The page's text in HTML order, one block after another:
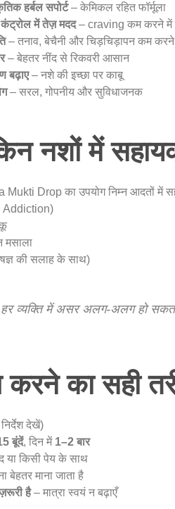
हर्बल सपोर्ट– केमिकल रहित फॉर्मूला
में तेज़ मदद– craving कम करने में
– तनाव, बेचैनी और चिड़चिड़ापन कम
– बेहतर नींद से रिकवरी आसान
बढ़ाए– नशे की इच्छा पर काबू
– सरल, गोपनीय और सुविधाजनक
नशों में
Mukti Drop का उपयोग निम्न आदतों में
Addiction)
मसाला
की सलाह के साथ)
हर व्यक्ति में असर अलग-अलग हो
करने का सही
देखें)
बूंदें, दिन में 1–2 बार
या किसी पेय के साथ
बेहतर माना जाता है
है– मात्रा स्वयं न बढ़ाएँ